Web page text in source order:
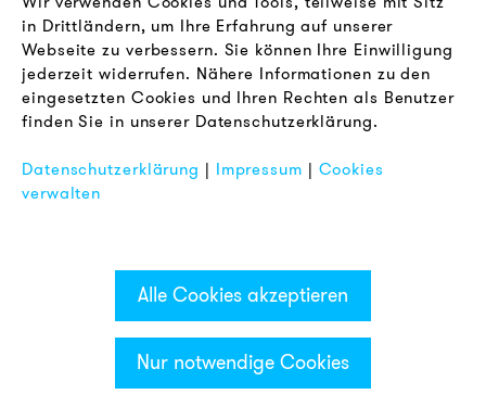
Kategorien & Filter
RECHTLICHES
AGB
Datenschutz
FAQ
in Drittländern, um Ihre Erfahrung auf unserer
Webseite zu verbessern. Sie können Ihre Einwilligung
jederzeit widerrufen. Nähere Informationen zu den
eingesetzten Cookies und Ihren Rechten als Benutzer
finden Sie in unserer Datenschutzerklärung.
Datenschutzerklärung | Impressum | Cookies
verwalten
Alle Cookies akzeptieren
Nur notwendige Cookies